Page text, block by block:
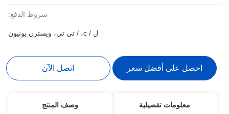
شروط الدفع:
ل / c، / تي تي، ويسترن يونيون
احصل على أفضل سعر اتصل الآن
معلومات تفصيلية وصف المنتج